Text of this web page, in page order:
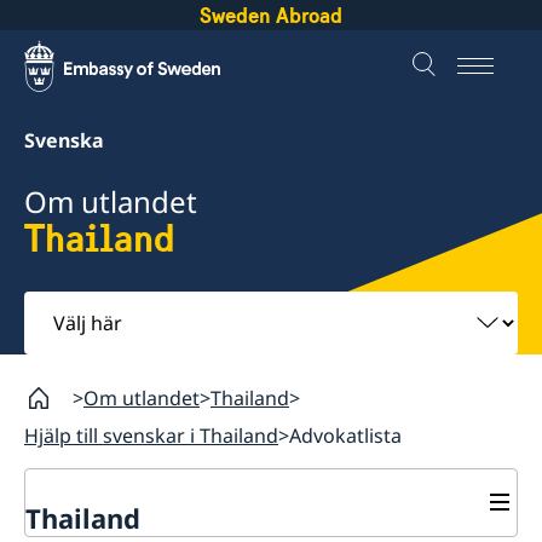
Sweden Abroad
Svenska
Om utlandet
Thailand
Välj
här
Om utlandet Thailand
Hjälp till svenskar i Thailand Advokatlista
Thailand